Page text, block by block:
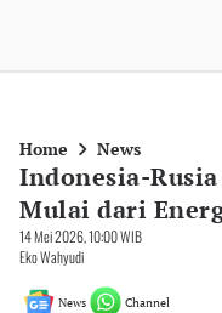
Home News
Indonesia-
Mulai dari
14 Mei 2026, 10:00 WIB
Eko Wahyudi
News Channel